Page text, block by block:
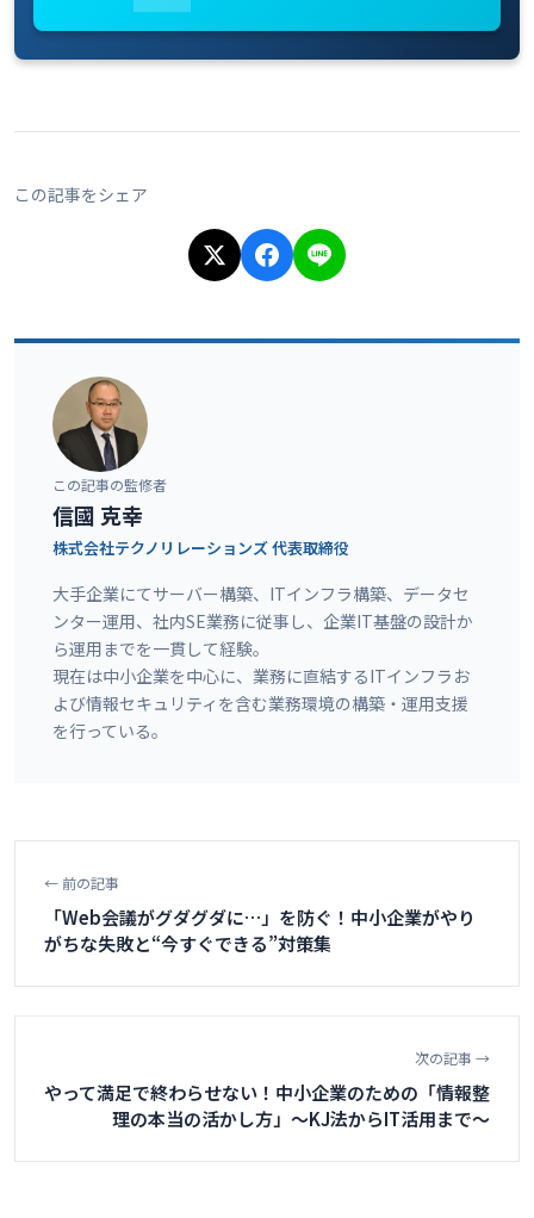
この記事をシェア
この記事の監修者
信國 克幸
株式会社テクノリレーションズ代表取締役
大手企業にてサーバー構築、ITインフラ構築、データセ
ンター運用、社内SE業務に従事し、企業IT基盤の設計か
ら運用までを一貫して経験。
現在は中小企業を中心に、業務に直結するITインフラお
よび情報セキュリティを含む業務環境の構築・運用支援
を行っている。
← 前の記事
「Web会議がグダグダに…」を防ぐ！中小企業がやり
がちな失敗と“今すぐできる”対策集
次の記事 →
やって満足で終わらせない！中小企業のための「情報整
理の本当の活かし方」～KJ法からIT活用まで～